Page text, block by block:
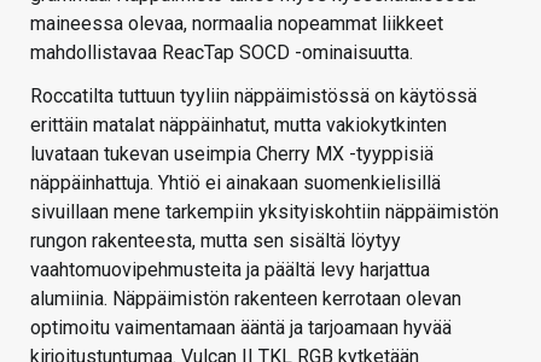
maineessa olevaa, normaalia nopeammat liikkeet
mahdollistavaa ReacTap SOCD -ominaisuutta.
Roccatilta tuttuun tyyliin näppäimistössä on käytössä
erittäin matalat näppäinhatut, mutta vakiokytkinten
luvataan tukevan useimpia Cherry MX -tyyppisiä
näppäinhattuja. Yhtiö ei ainakaan suomenkielisillä
sivuillaan mene tarkempiin yksityiskohtiin näppäimistön
rungon rakenteesta, mutta sen sisältä löytyy
vaahtomuovipehmusteita ja päältä levy harjattua
alumiinia. Näppäimistön rakenteen kerrotaan olevan
optimoitu vaimentamaan ääntä ja tarjoamaan hyvää
kirjoitustuntumaa. Vulcan II TKL RGB kytketään